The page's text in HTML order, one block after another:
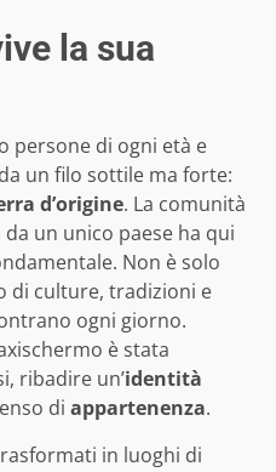
la sua
persone di ogni età e
un filo sottile ma forte:
d’origine. La comunità
un unico paese ha qui
Non è solo
di culture, tradizioni e
ogni giorno.
è stata
ribadire un’identità
di appartenenza.
in luoghi di